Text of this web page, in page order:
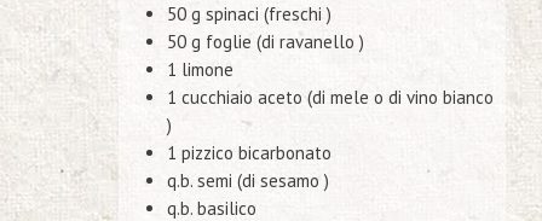
50 g spinaci (freschi )
50 g foglie (di ravanello )
1 limone
1 cucchiaio aceto (di mele o di vino bianco
)
1 pizzico bicarbonato
q.b. semi (di sesamo )
q.b. basilico